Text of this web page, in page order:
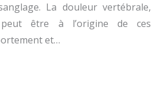
La douleur vertébrale,
peut être à l’origine de ces
et…